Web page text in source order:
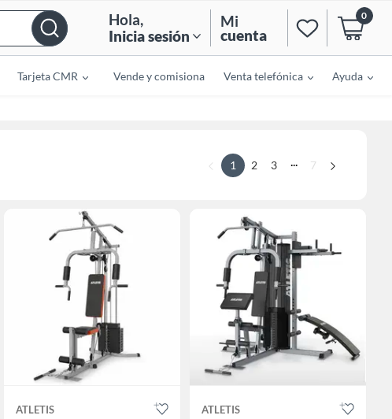
Hola,
Inicia sesión
Mi
cuenta
0
Tarjeta CMR Vende y comisiona Venta telefónica Ayuda
1 2 3 ... 7
ATLETIS ATLETIS